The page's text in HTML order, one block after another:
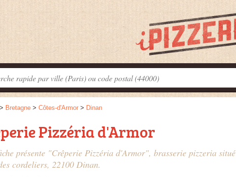
> Bretagne > Côtes-d'Armor > Dinan
Pizzéria d'Armor
présente "Crêperie Pizzéria d'Armor", brasserie pizzeria situé
cordeliers, 22100 Dinan.